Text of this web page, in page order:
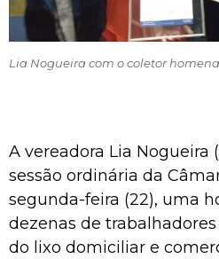
Lia Nogueira com o coletor
A vereadora Lia Nogueira
sessão ordinária da
segunda-feira (22), uma
dezenas de
do lixo domiciliar e